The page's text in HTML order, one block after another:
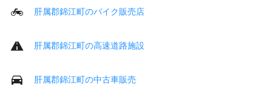
肝属郡錦江町のバイク販売店
肝属郡錦江町の高速道路施設
肝属郡錦江町の中古車販売